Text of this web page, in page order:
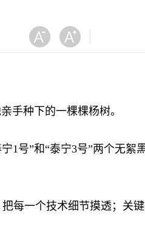
种下的一棵棵杨树。
号”和“泰宁3号”两个无絮
每一个技术细节摸透；关